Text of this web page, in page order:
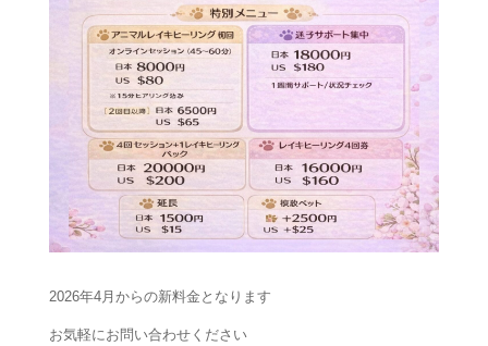
2026年4月からの新料金となります
お気軽にお問い合わせください